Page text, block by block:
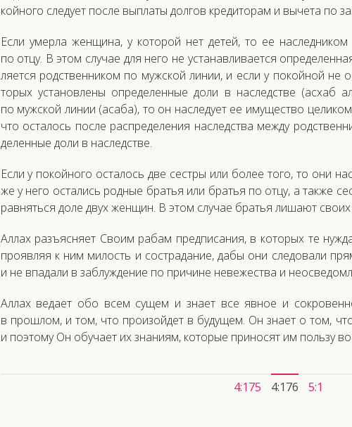
кой­но­го сле­ду­ет пос­ле вып­ла­ты дол­гов кре­дито­рам и вы­чета по
Ес­ли умер­ла жен­щи­на, у ко­торой нет де­тей, то ее
по от­цу. В этом слу­чае для не­го не ус­та­нав­ли­ва­ет­ся
ля­ет­ся родс­твен­ни­ком по муж­ской ли­нии, и ес­ли у по­кой­ной не
торых ус­та­нов­ле­ны оп­ре­делен­ные до­ли в нас­ледс­тве (ас­хаб
по муж­ской ли­нии (аса­ба), то он нас­ле­ду­ет ее иму­щес­тво
что ос­та­лось пос­ле рас­пре­деле­ния нас­ледс­тва меж­ду
делен­ные до­ли в нас­ледс­тве.
Ес­ли у по­кой­но­го ос­та­лось две сес­тры или бо­лее то­го, то они
же у не­го ос­та­лись род­ные братья или братья по от­цу, а так­же
рав­нять­ся до­ле двух жен­щин. В этом слу­чае братья ли­ша­ют сво­их
Ал­лах разъ­яс­ня­ет Сво­им ра­бам пред­пи­сания, в ко­торых те
про­яв­ляя к ним ми­лость и сос­тра­дание, да­бы они сле­дова­ли
и не впа­дали в заб­лужде­ние по при­чине не­вежес­тва и
Ал­лах ве­да­ет обо всем су­щем и зна­ет все яв­ное и
в прош­лом, и том, что про­изой­дет в бу­дущем. Он зна­ет о том,
и по­это­му Он обу­ча­ет их зна­ни­ям, ко­торые при­носят им поль­зу
4:175 4:176 5:1